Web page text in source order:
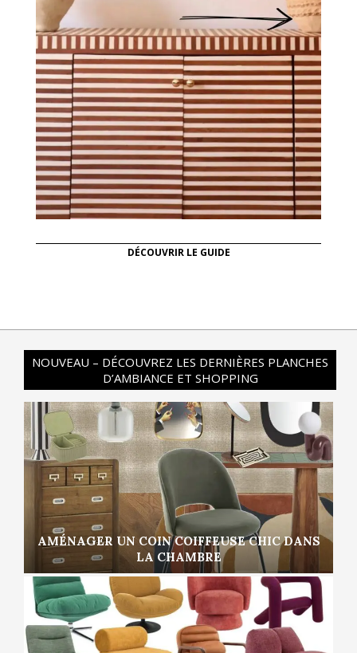
DÉCOUVRIR LE GUIDE
NOUVEAU – DÉCOUVREZ LES DERNIÈRES PLANCHES
D’AMBIANCE ET SHOPPING
AMÉNAGER UN COIN COIFFEUSE CHIC DANS
LA CHAMBRE